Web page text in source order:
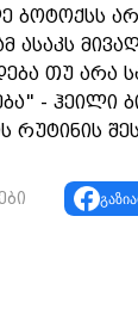
ბოტოქსს არ
ასაკს
თუ არა
- ჰეილი
რუტინის